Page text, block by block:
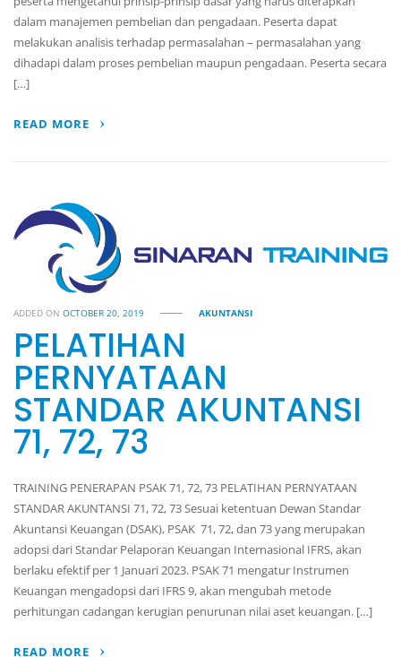
dalam manajemen pembelian dan pengadaan. Peserta dapat
melakukan analisis terhadap permasalahan – permasalahan yang
dihadapi dalam proses pembelian maupun pengadaan. Peserta secara
[…]
READ MORE
ADDED ONOCTOBER 20, 2019 AKUNTANSI
PELATIHAN
PERNYATAAN
STANDAR AKUNTANSI
71, 72, 73
TRAINING PENERAPAN PSAK 71, 72, 73 PELATIHAN PERNYATAAN
STANDAR AKUNTANSI 71, 72, 73 Sesuai ketentuan Dewan Standar
Akuntansi Keuangan (DSAK), PSAK 71, 72, dan 73 yang merupakan
adopsi dari Standar Pelaporan Keuangan Internasional IFRS, akan
berlaku efektif per 1 Januari 2023. PSAK 71 mengatur Instrumen
Keuangan mengadopsi dari IFRS 9, akan mengubah metode
perhitungan cadangan kerugian penurunan nilai aset keuangan. […]
READ MORE